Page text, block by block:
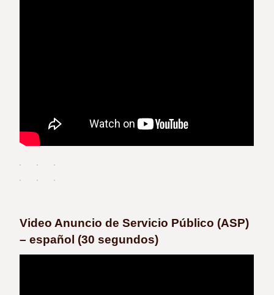
Video Anuncio de Servicio Público (ASP)
– español (30 segundos)